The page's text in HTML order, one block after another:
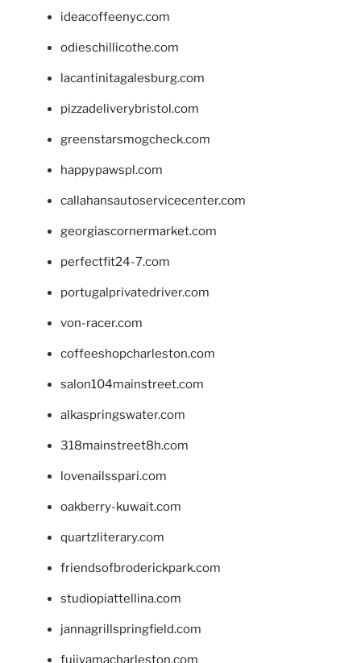
ideacoffeenyc.com
odieschillicothe.com
lacantinitagalesburg.com
pizzadeliverybristol.com
greenstarsmogcheck.com
happypawspl.com
callahansautoservicecenter.com
georgiascornermarket.com
perfectfit24-7.com
portugalprivatedriver.com
von-racer.com
coffeeshopcharleston.com
salon104mainstreet.com
alkaspringswater.com
318mainstreet8h.com
lovenailsspari.com
oakberry-kuwait.com
quartzliterary.com
friendsofbroderickpark.com
studiopiattellina.com
jannagrillspringfield.com
fujiyamacharleston.com